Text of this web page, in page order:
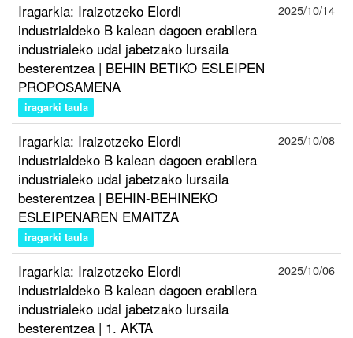
Iragarkia: Iraizotzeko Elordi
industrialdeko B kalean dagoen erabilera
industrialeko udal jabetzako lursaila
besterentzea | BEHIN BETIKO ESLEIPEN
PROPOSAMENA
iragarki taula
2025/10/14
Iragarkia: Iraizotzeko Elordi
industrialdeko B kalean dagoen erabilera
industrialeko udal jabetzako lursaila
besterentzea | BEHIN-BEHINEKO
ESLEIPENAREN EMAITZA
iragarki taula
2025/10/08
Iragarkia: Iraizotzeko Elordi
industrialdeko B kalean dagoen erabilera
industrialeko udal jabetzako lursaila
besterentzea | 1. AKTA
2025/10/06